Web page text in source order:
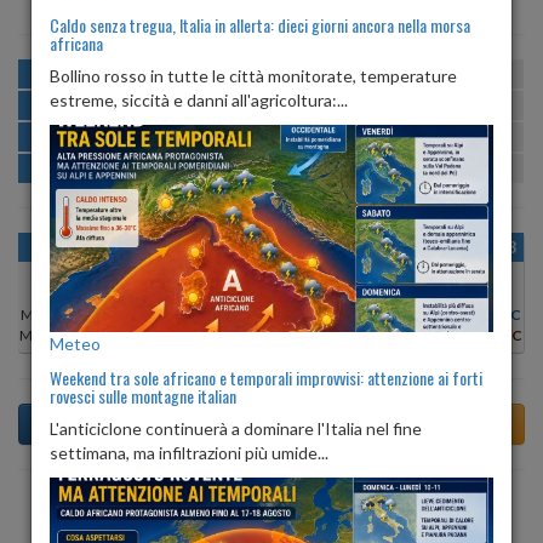
MATTINA min:21º max:26º U:57%
POMERIGGIO min:25º max:27º
SERA min: 22º max:25º U:74%-84%
NOTTE min:21º max:24º U:81%
OGGI
Min:
21°C
Max:26°C
SAB 08
Min:
19°C
Max:24°C
DOM 09
Min:19°C
Max:24°C
LUN 10
Min:19°C
Max:26°C
MAR 11
Min:
19°C
Max:27°C
MER 12
Min:20°C
Max:26°C
GIO 13
Min:
20°C
Max:26°C
Previsioni del Tempo a Tavernerio di oggi
Caldo senza tregua, Italia in allerta: dieci giorni ancora nella morsa
africana
Bollino rosso in tutte le città monitorate, temperature
estreme, siccità e danni all'agricoltura:...
Meteo
Weekend tra sole africano e temporali improvvisi: attenzione ai forti
rovesci sulle montagne italian
L'anticiclone continuerà a dominare l'Italia nel fine
settimana, ma infiltrazioni più umide...